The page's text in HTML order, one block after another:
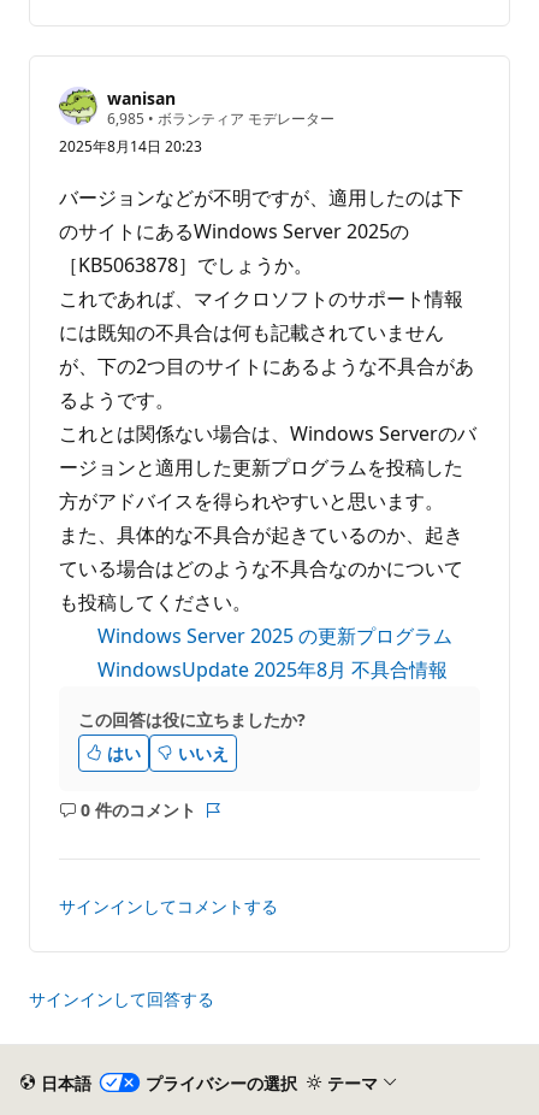
あ
せ
ん
wanisan
6,985 評
価
の
イ
ン
ト
• ボランティア モデレーター
2025年8月14日 20:23
バージョンなどが不明ですが、適用したのは下
のサイトにあるWindows Server 2025の
［KB5063878］でしょうか。
これであれば、マイクロソフトのサポート情報
には既知の不具合は何も記載されていません
が、下の2つ目のサイトにあるような不具合があ
るようです。
これとは関係ない場合は、Windows Serverのバ
ージョンと適用した更新プログラムを投稿した
方がアドバイスを得られやすいと思います。
また、具体的な不具合が起きているのか、起き
ている場合はどのような不具合なのかについて
も投稿してください。
Windows Server 2025 の更新プログラム
WindowsUpdate 2025年8月 不具合情報
この回答は役に立ちましたか?
はい
いいえ
0 件のコメント
コ
ト
あ
ま
ん
ト
サインインしてコメントする
サインインして回答する
日本語 プライバシーの選択 テーマ